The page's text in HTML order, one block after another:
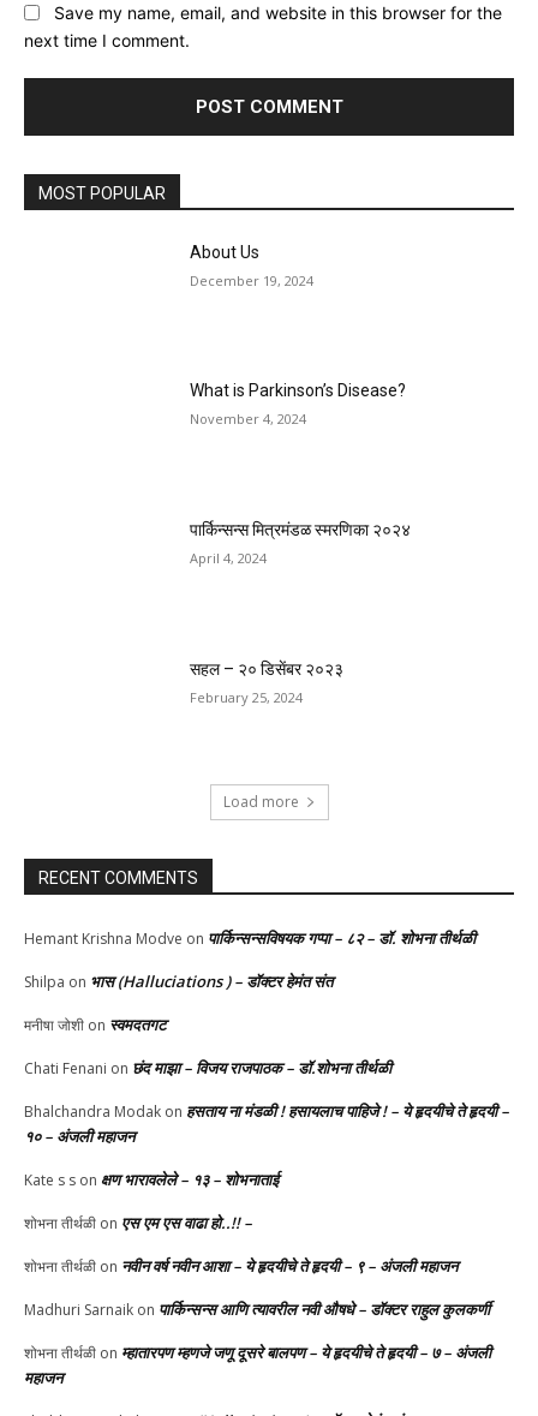
Save my name, email, and website in this browser for the
next time I comment.
MOST POPULAR
About Us
December 19, 2024
What is Parkinson’s Disease?
November 4, 2024
पार्किन्सन्स मित्रमंडळ स्मरणिका २०२४
April 4, 2024
सहल – २० डिसेंबर २०२३
February 25, 2024
Load more
RECENT COMMENTS
Hemant Krishna Modve on पार्किन्सन्सविषयक गप्पा – ८२ – डॉ. शोभना तीर्थळी
Shilpa on भास (Halluciations ) – डॉक्टर हेमंत संत
मनीषा जोशी on स्वमदतगट
Chati Fenani on छंद माझा – विजय राजपाठक – डॉ.शोभना तीर्थळी
Bhalchandra Modak on हसताय ना मंडळी‌ ! हसायलाच पाहिजे ! – ये हृदयीचे ते हृदयी –
१० – अंजली महाजन
Kate s s on क्षण भारावलेले – १३ – शोभनाताई
शोभना तीर्थळी on एस एम एस वाढा हो..!! –
शोभना तीर्थळी on नवीन वर्ष नवीन आशा – ये हृदयीचे ते हृदयी – ९ – अंजली महाजन
Madhuri Sarnaik on पार्किन्सन्स आणि त्यावरील नवी औषधे – डॉक्टर राहुल कुलकर्णी
शोभना तीर्थळी on म्हातारपण म्हणजे जणू दूसरे बालपण – ये हृदयीचे ते हृदयी – ७ – अंजली
महाजन